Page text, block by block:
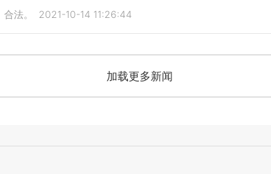
法。 2021-10-14 11:26:44
加载更多新闻